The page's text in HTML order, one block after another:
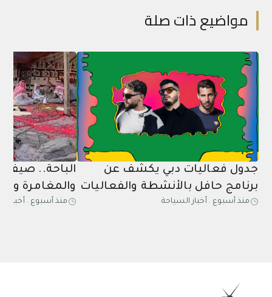
ذات صلة
فعاليات دبي يكشف عن
حافل بالأنشطة والفعاليات
خلال شهر أغسطس
.أخبار السياحة
الباحة.. صيف يجمع
والمغامرة والترفيه
منذ أسبوع.أخبار السياحة